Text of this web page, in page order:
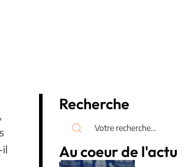
il
Recherche
Au coeur de l'actu